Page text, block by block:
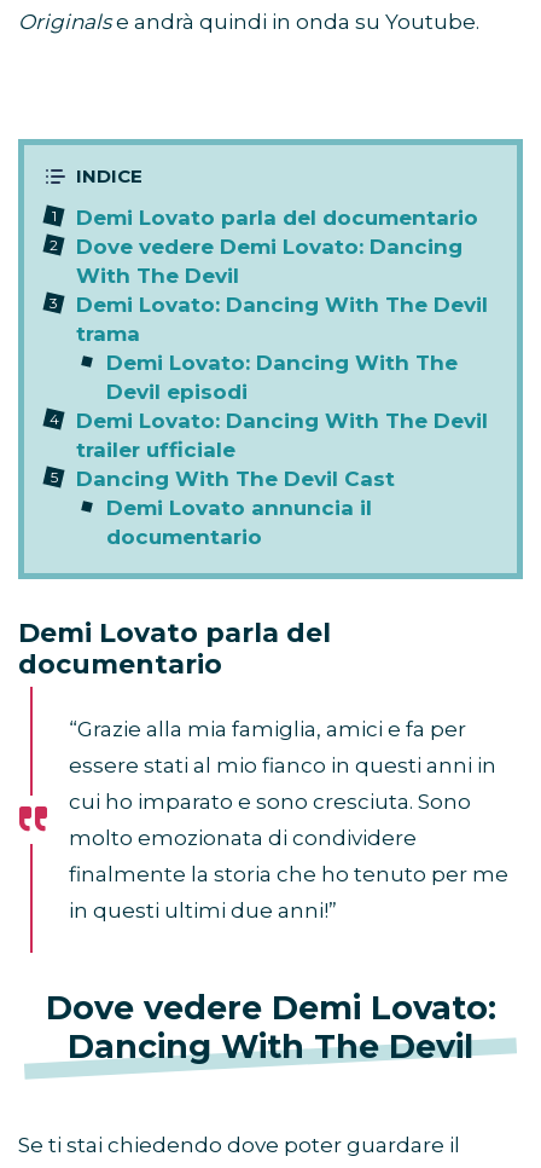
Originalse andrà quindi in onda su Youtube.
Demi Lovato parla del documentario
Dove vedere Demi Lovato: Dancing
With The Devil
Demi Lovato: Dancing With The Devil
trama
Demi Lovato: Dancing With The
Devil episodi
Demi Lovato: Dancing With The Devil
trailer ufficiale
Dancing With The Devil Cast
Demi Lovato annuncia il
documentario
Demi Lovato parla del
documentario
“Grazie alla mia famiglia, amici e fa per
essere stati al mio fianco in questi anni in
cui ho imparato e sono cresciuta. Sono
molto emozionata di condividere
finalmente la storia che ho tenuto per me
in questi ultimi due anni!”
Dove vedere Demi Lovato:
Dancing With The Devil
Se ti stai chiedendo dove poter guardare il